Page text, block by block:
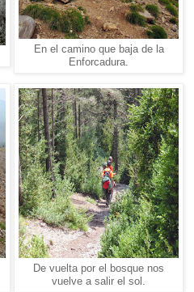
En el camino que baja de la
Enforcadura.
De vuelta por el bosque nos
vuelve a salir el sol.